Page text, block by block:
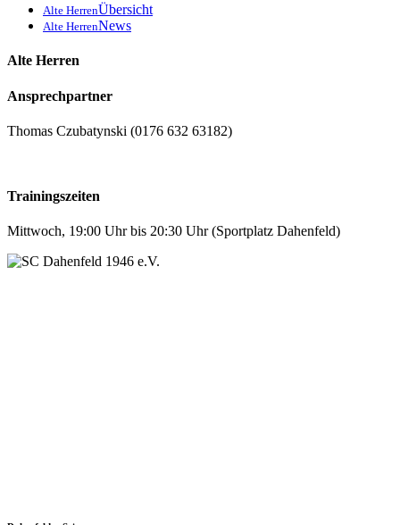
Alte HerrenÜbersicht
Alte HerrenNews
Alte Herren
Ansprechpartner
Thomas Czubatynski (0176 632 63182)
Trainingszeiten
Mittwoch, 19:00 Uhr bis 20:30 Uhr (Sportplatz Dahenfeld)